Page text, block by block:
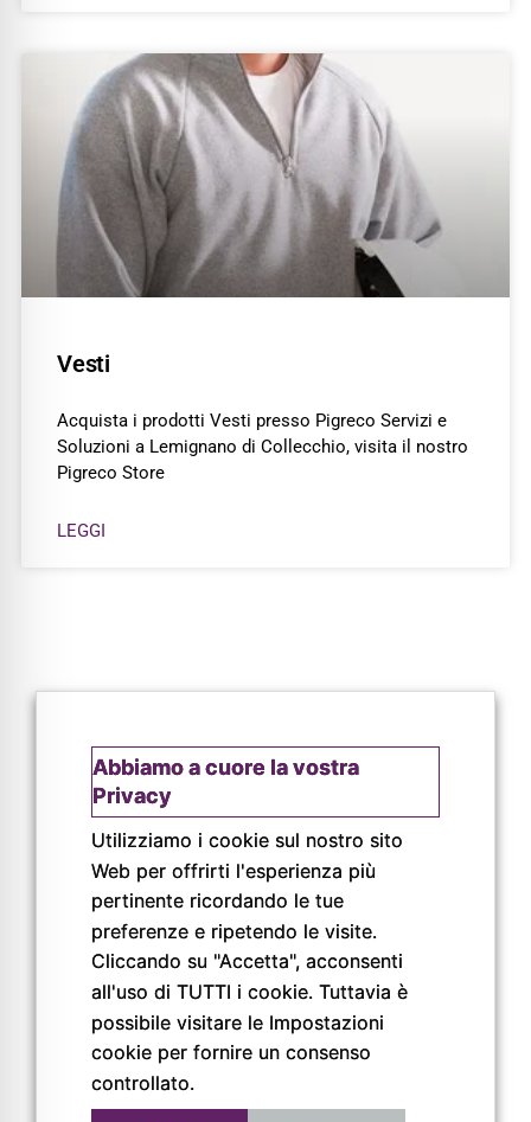
Vesti
Acquista i prodotti Vesti presso Pigreco Servizi e
Soluzioni a Lemignano di Collecchio, visita il nostro
Pigreco Store
LEGGI
© Copyright 2026
Pigreco Srl Unipersonale
P. IVA: 02789840341
REA: PR-267093
Abbiamo a cuore la vostra
Privacy
Utilizziamo i cookie sul nostro sito
Web per offrirti l'esperienza più
pertinente ricordando le tue
preferenze e ripetendo le visite.
Cliccando su "Accetta", acconsenti
all'uso di TUTTI i cookie. Tuttavia è
possibile visitare le Impostazioni
cookie per fornire un consenso
controllato.